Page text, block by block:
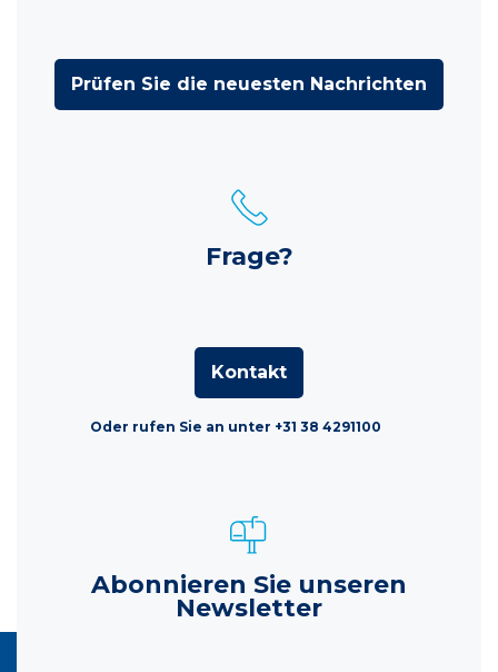
Prüfen Sie die neuesten Nachrichten
Frage?
Kontakt
Oder rufen Sie an unter +31 38 4291100
Abonnieren Sie unseren
Newsletter